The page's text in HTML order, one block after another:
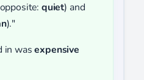
quiet) and
)."
in wasexpensive